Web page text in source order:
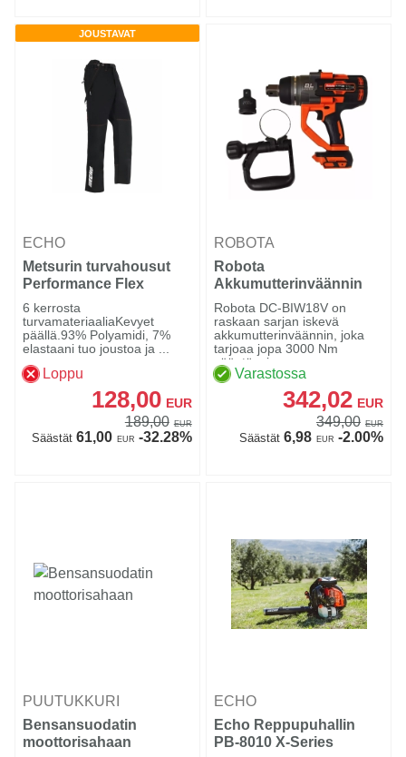
JOUSTAVAT
ECHO
Metsurin turvahousut
Performance Flex
Series; ECHO
6 kerrosta
turvamateriaaliaKevyet
päällä.93% Polyamidi, 7%
elastaani tuo joustoa ja ...
Loppu
128,00 EUR
189,00 EUR
Säästät61,00 EUR -32.28%
ROBOTA
Robota
Akkumutterinväännin
1", 3000Nm DC-BIW18V
runko
Robota DC-BIW18V on
raskaan sarjan iskevä
akkumutterinväännin, joka
tarjoaa jopa 3000 Nm
vääntövoim...
Varastossa
342,02 EUR
349,00 EUR
Säästät6,98 EUR -2.00%
PUUTUKKURI
Bensansuodatin
moottorisahaan
ECHO
Echo Reppupuhallin
PB-8010 X-Series